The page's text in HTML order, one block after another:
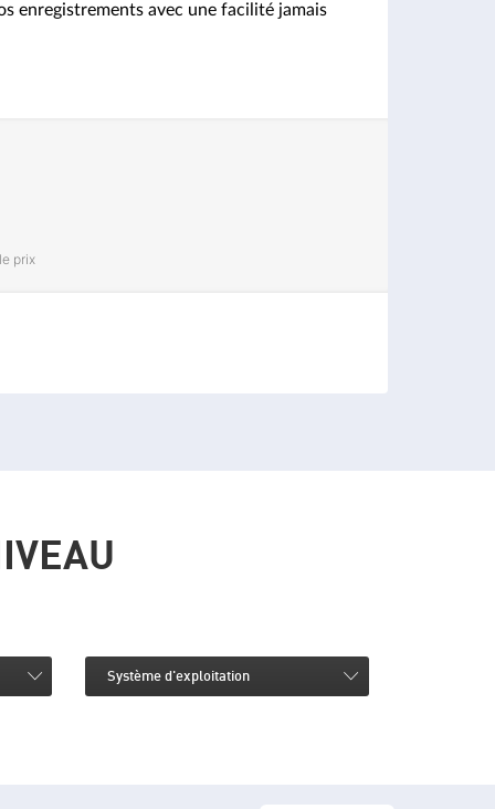
enregistrements avec une facilité jamais
prix
Système d'exploitation